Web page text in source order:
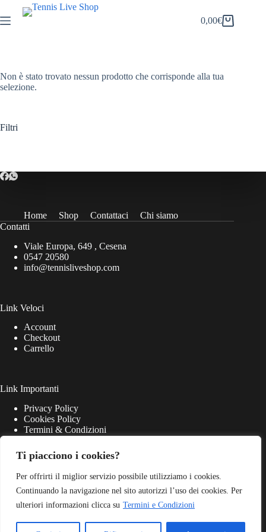
Ti piacciono i cookies?
Per offrirti il miglior servizio possibile utilizziamo i cookies.
Continuando la navigazione nel sito autorizzi l’uso dei cookies. Per
ulteriori informazioni clicca su Termini e Condizioni
al
contenuto
Carrello
0,00€
Non è stato trovato nessun prodotto che corrisponde alla tua
selezione.
Filtri
Home Shop Contattaci
Chi siamo
Contatti
Viale Europa, 649 , Cesena
0547 20580
info@tennisliveshop.com
Link Veloci
Account
Checkout
Carrello
Link Importanti
Privacy Policy
Cookies Policy
Termini & Condizioni